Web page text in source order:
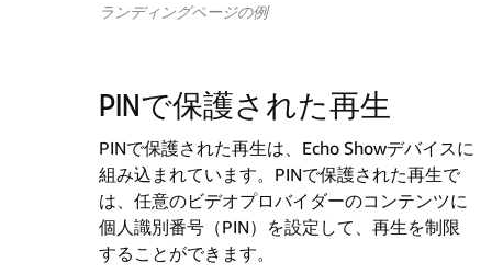
ランディングページの例
PINで保護された再生
PINで保護された再生は、Echo Showデバイスに
組み込まれています。PINで保護された再生で
は、任意のビデオプロバイダーのコンテンツに
個人識別番号（PIN）を設定して、再生を制限
することができます。